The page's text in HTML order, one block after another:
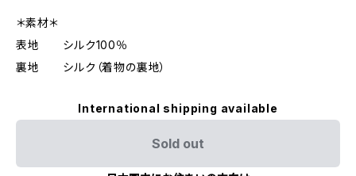
＊素材＊
表地 シルク100％
裏地 シルク（着物の裏地）
International shipping available
Sold out